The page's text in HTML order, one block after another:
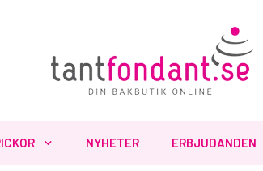
NYHETER ERBJUDANDEN